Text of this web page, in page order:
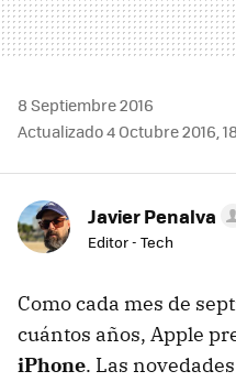
8 Septiembre 2016
Actualizado 4 Octubre 2016,
Javier Penalva
Editor - Tech
Como cada mes de
cuántos años, Apple
iPhone. Las